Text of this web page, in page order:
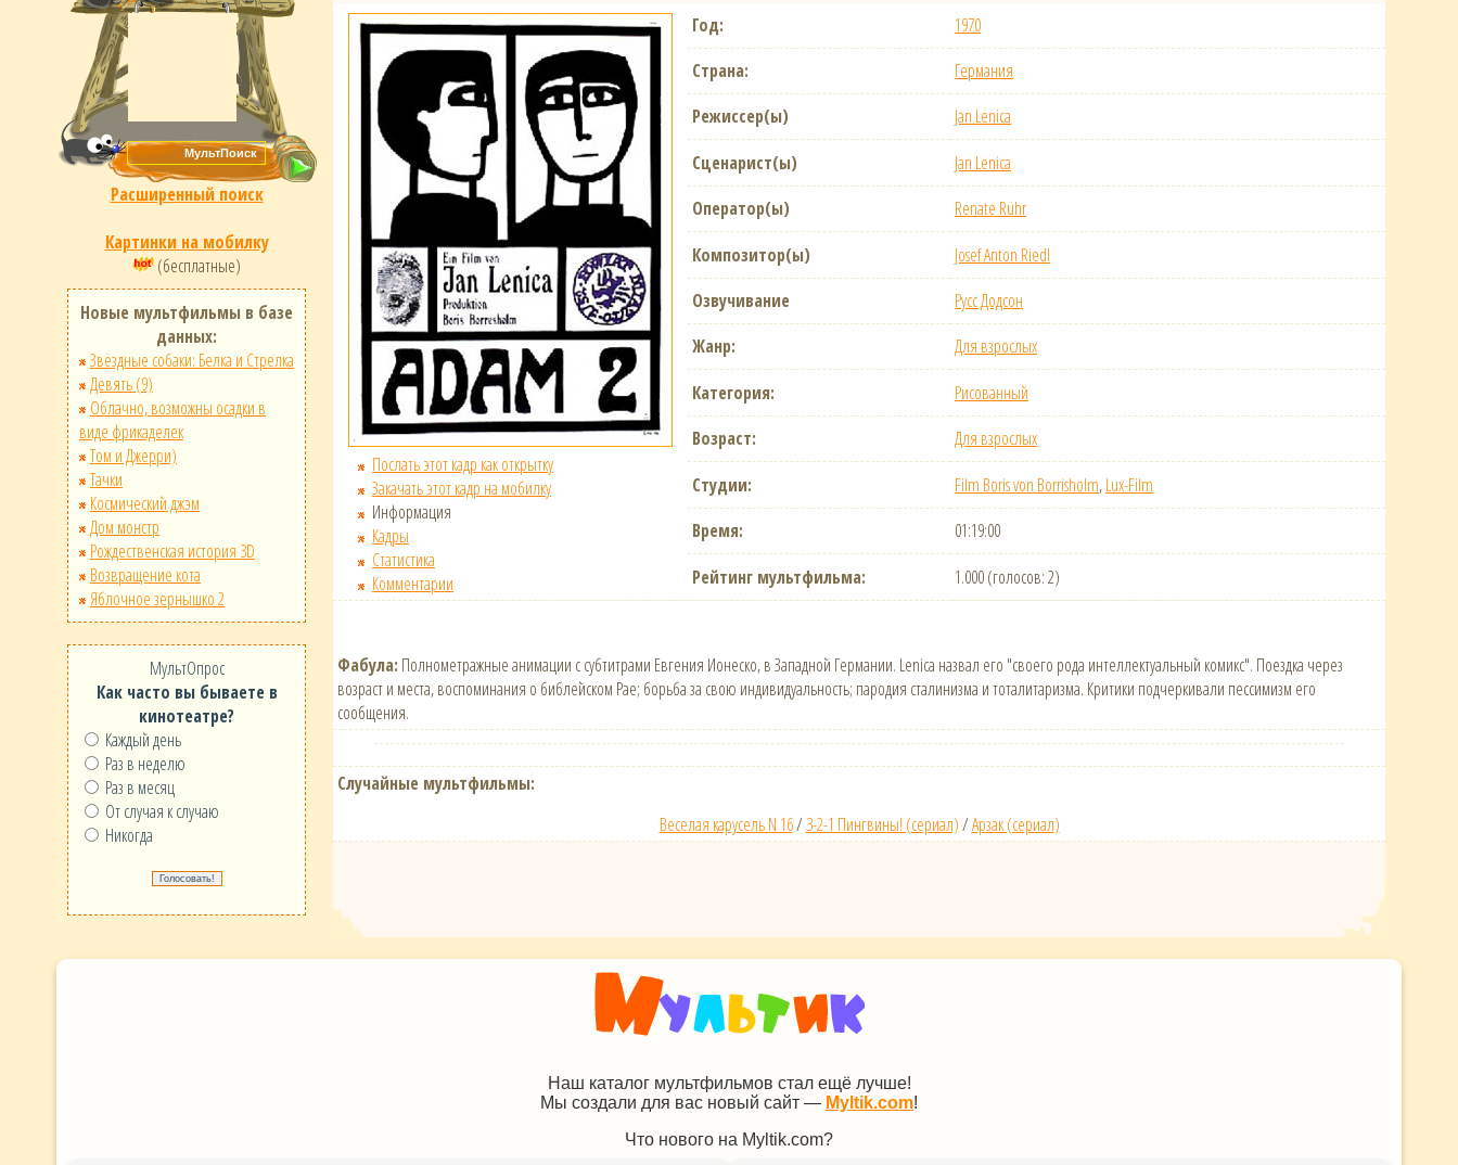
Расширенный поиск
Картинки на мобилку
(бесплатные)
Новые мультфильмы в базе
данных:
Звёздные собаки: Белка и Стрелка
Девять (9)
Облачно, возможны осадки в
виде фрикаделек
Том и Джерри)
Тачки
Космический джэм
Дом монстр
Рождественская история 3D
Возвращение кота
Яблочное зернышко 2
МультОпрос
Как часто вы бываете в
кинотеатре?
Каждый день
Раз в неделю
Раз в месяц
От случая к случаю
Никогда
Послать этот кадр как открытку
Закачать этот кадр на мобилку
Информация
Кадры
Статистика
Комментарии
Год:
1970
Страна:
Германия
Режиссер(ы)
Jan Lenica
Сценарист(ы)
Jan Lenica
Оператор(ы)
Renate Rühr
Композитор(ы)
Josef Anton Riedl
Озвучивание
Русс Додсон
Жанр:
Для взрослых
Категория:
Рисованный
Возраст:
Для взрослых
Студии:
Film Boris von Borrisholm,Lux-Film
Время:
01:19:00
Рейтинг мультфильма:
1.000 (голосов: 2)
Фабула: Полнометражные анимации с субтитрами Евгения Ионеско, в Западной Германии. Lenica назвал его "своего рода интеллектуальный комикс". Поездка через
возраст и места, воспоминания о библейском Рае; борьба за свою индивидуальность; пародия сталинизма и тоталитаризма. Критики подчеркивали пессимизм его
сообщения.
Случайные мультфильмы:
Веселая карусель N 16/ 3-2-1 Пингвины! (сериал)/Арзак (сериал)
Наш каталог мультфильмов стал ещё лучше!
Мы создали для вас новый сайт — Myltik.com!
Что нового на Myltik.com?